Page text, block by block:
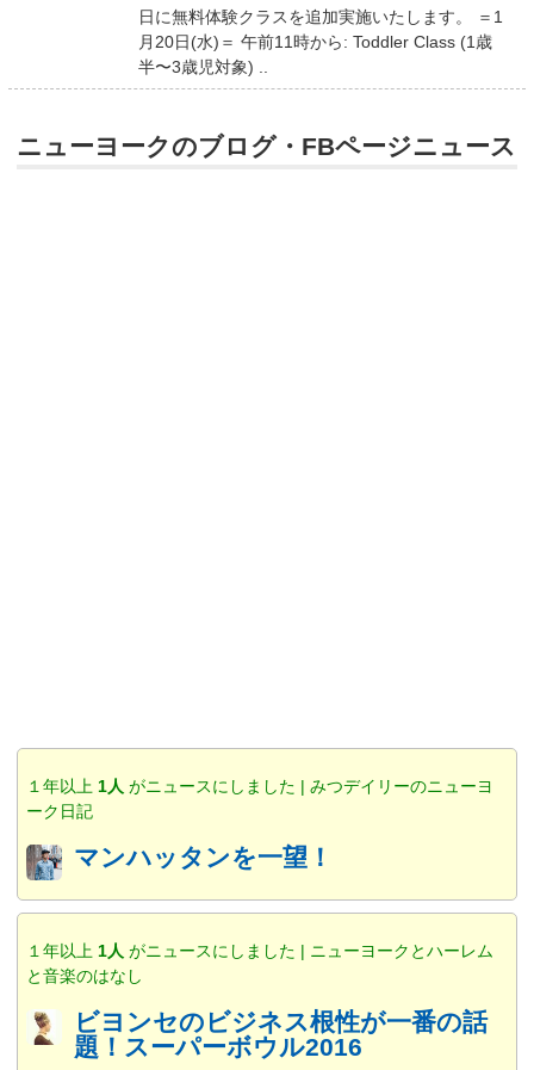
日に無料体験クラスを追加実施いたします。 ＝1
月20日(水)＝ 午前11時から: Toddler Class (1歳
半〜3歳児対象) ..
ニューヨークのブログ・FBページニュース
１年以上 1人 がニュースにしました | みつデイリーのニューヨ
ーク日記
マンハッタンを一望！
１年以上 1人 がニュースにしました | ニューヨークとハーレム
と音楽のはなし
ビヨンセのビジネス根性が一番の話
題！スーパーボウル2016